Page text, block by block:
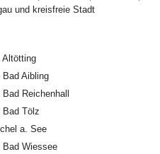
und kreisfreie Stadt
Altötting
Bad Aibling
Reichenhall
Bad Tölz
a. See
Bad Wiessee